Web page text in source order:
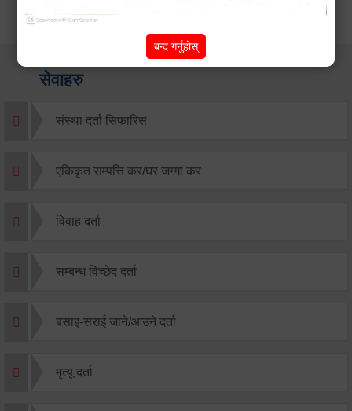
सेवाहरु
संस्था दर्ता सिफारिस
एकिकृत सम्पत्ति कर/घर जग्गा कर
विवाह दर्ता
सम्बन्ध विच्छेद दर्ता
बसाइ-सराई जाने/आउने दर्ता
मृत्यू दर्ता
बन्द गर्नुहोस्